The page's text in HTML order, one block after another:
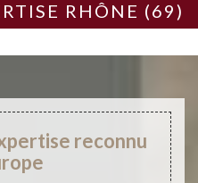
RHÔNE (69)
reconnu